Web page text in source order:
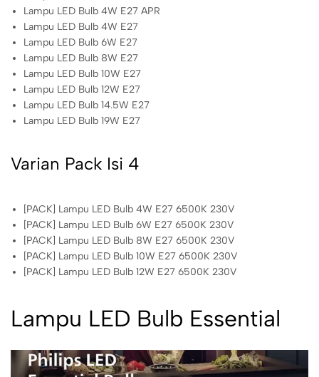
Lampu LED Bulb 4W E27 APR
Lampu LED Bulb 4W E27
Lampu LED Bulb 6W E27
Lampu LED Bulb 8W E27
Lampu LED Bulb 10W E27
Lampu LED Bulb 12W E27
Lampu LED Bulb 14.5W E27
Lampu LED Bulb 19W E27
Varian Pack Isi 4
[PACK] Lampu LED Bulb 4W E27 6500K 230V
[PACK] Lampu LED Bulb 6W E27 6500K 230V
[PACK] Lampu LED Bulb 8W E27 6500K 230V
[PACK] Lampu LED Bulb 10W E27 6500K 230V
[PACK] Lampu LED Bulb 12W E27 6500K 230V
Lampu LED Bulb Essential